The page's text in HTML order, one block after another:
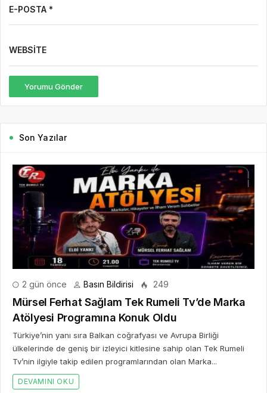
E-POSTA *
WEBSITE
Yorumu Gönder
Son Yazılar
2 gün önce Basın Bildirisi 249
Mürsel Ferhat Sağlam Tek Rumeli Tv’de Marka
Atölyesi Programına Konuk Oldu
Türkiye’nin yanı sıra Balkan coğrafyası ve Avrupa Birliği
ülkelerinde de geniş bir izleyici kitlesine sahip olan Tek Rumeli
Tv’nin ilgiyle takip edilen programlarından olan Marka...
DEVAMINI OKU